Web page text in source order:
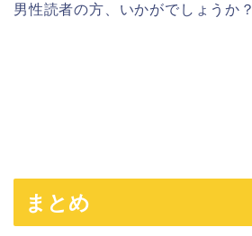
男性読者の方、いかがでしょうか？
まとめ